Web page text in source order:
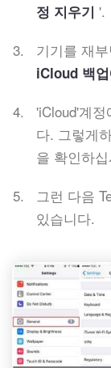
정 지우기 '.
기기를 재
iCloud 백
'iCloud'계
다. 그렇게
을 확인하
그런 다음
있습니다.